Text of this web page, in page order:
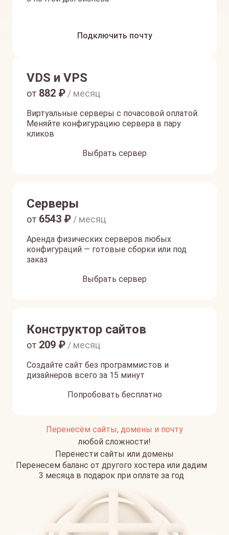
Подключить почту
VDS и VPS
Виртуальные серверы с почасовой оплатой.
Меняйте конфигурацию сервера в пару
кликов
от 882 ₽ / месяц
Выбрать сервер
Серверы
Аренда физических серверов любых
конфигураций — готовые сборки или под
заказ
от 6543 ₽ / месяц
Выбрать сервер
Конструктор сайтов
Создайте сайт без программистов и
дизайнеров всего за 15 минут
от 209 ₽ / месяц
Попробовать бесплатно
Перенесём сайты, домены и почту
любой сложности!
Перенести сайты или домены
Перенесем баланс от другого хостера или дадим
3 месяца в подарок при оплате за год